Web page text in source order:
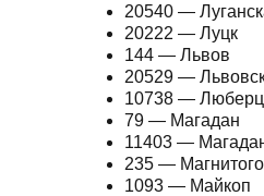
20540 —
20222 — Луцк
144 — Львов
20529 —
10738 —
79 — Магадан
11403 —
235 —
1093 — Майкоп